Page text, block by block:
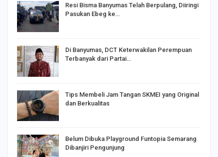
Resi Bisma Banyumas Telah Berpulang, Diiringi
Pasukan Ebeg ke…
Di Banyumas, DCT Keterwakilan Perempuan
Terbanyak dari Partai…
Tips Membeli Jam Tangan SKMEI yang Original
dan Berkualitas
Belum Dibuka Playground Funtopia Semarang
Dibanjiri Pengunjung